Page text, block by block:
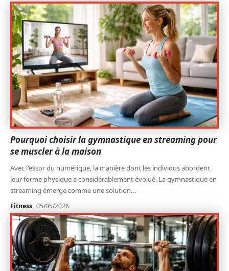
Pourquoi choisir la gymnastique en streaming pour
se muscler à la maison
Avec l'essor du numérique, la manière dont les individus abordent
leur forme physique a considérablement évolué. La gymnastique en
streaming émerge comme une solution…
Fitness 05/05/2026